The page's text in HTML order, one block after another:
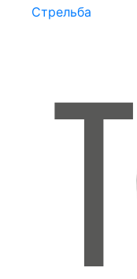
Стрельба